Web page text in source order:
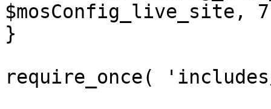
$mosConfig_live_site,
}
require_once(